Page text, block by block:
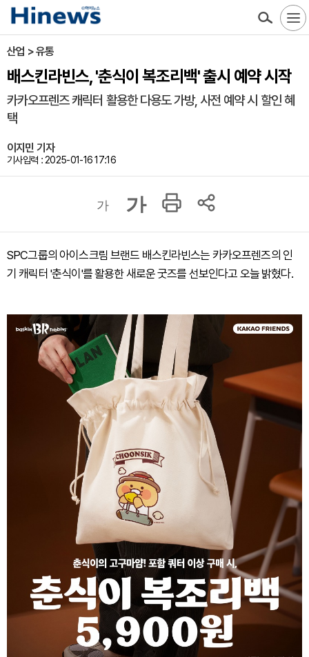
산업 > 유통
배스킨라빈스, '춘식이 복조리백' 출시 예약 시작
카카오프렌즈 캐릭터 활용한 다용도 가방, 사전 예약 시 할인 혜
택
이지민 기자
기사입력 : 2025-01-16 17:16
가 가
SPC그룹의 아이스크림 브랜드 배스킨라빈스는 카카오프렌즈의 인
기 캐릭터 '춘식이'를 활용한 새로운 굿즈를 선보인다고 오늘 밝혔다.